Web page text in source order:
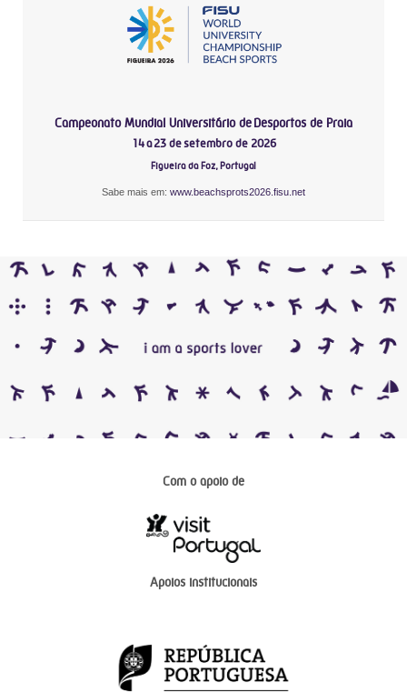
Campeonato Mundial Universitário de Desportos de Praia
14 a 23 de setembro de 2026
Figueira da Foz, Portugal
Sabe mais em: www.beachsprots2026.fisu.net
Com o apoio de
Apoios institucionais